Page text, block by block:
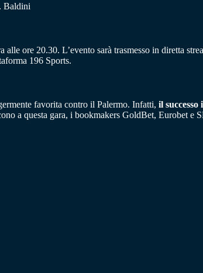
Baldini
alle ore 20.30. L’evento sarà trasmesso in diretta
196 Sports.
favorita contro il Palermo. Infatti, il
a questa gara, i bookmakers GoldBet, Eurobet e